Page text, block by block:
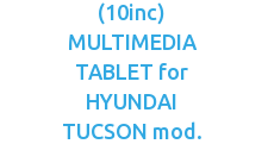
(10inc)
MULTIMEDIA
TABLET for
HYUNDAI
TUCSON mod.